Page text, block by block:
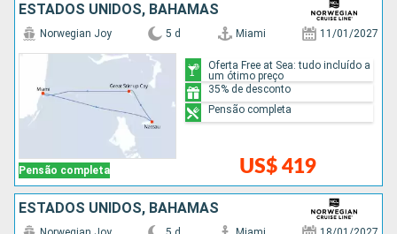
ESTADOS UNIDOS, BAHAMAS
Pensão completa
Norwegian Joy 5 d Miami 11/01/2027
US$ 419
Oferta Free at Sea: tudo incluído a
um ótimo preço
35% de desconto
Pensão completa
ESTADOS UNIDOS, BAHAMAS